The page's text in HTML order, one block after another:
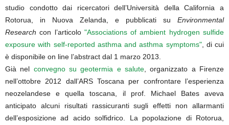
studio condotto dai ricercatori dell’Università della California a
Rotorua, in Nuova Zelanda, e pubblicati su Environmental
Research con l’articolo "Associations of ambient hydrogen sulfide
exposure with self-reported asthma and asthma symptoms", di cui
è disponibile on line l’abstract dal 1 marzo 2013.
Già nel convegno su geotermia e salute , organizzato a Firenze
nell’ottobre 2012 dall’ARS Toscana per confrontare l’esperienza
neozelandese e quella toscana, il prof. Michael Bates aveva
anticipato alcuni risultati rassicuranti sugli effetti non allarmanti
dell’esposizione ad acido solfidrico. La popolazione di Rotorua,